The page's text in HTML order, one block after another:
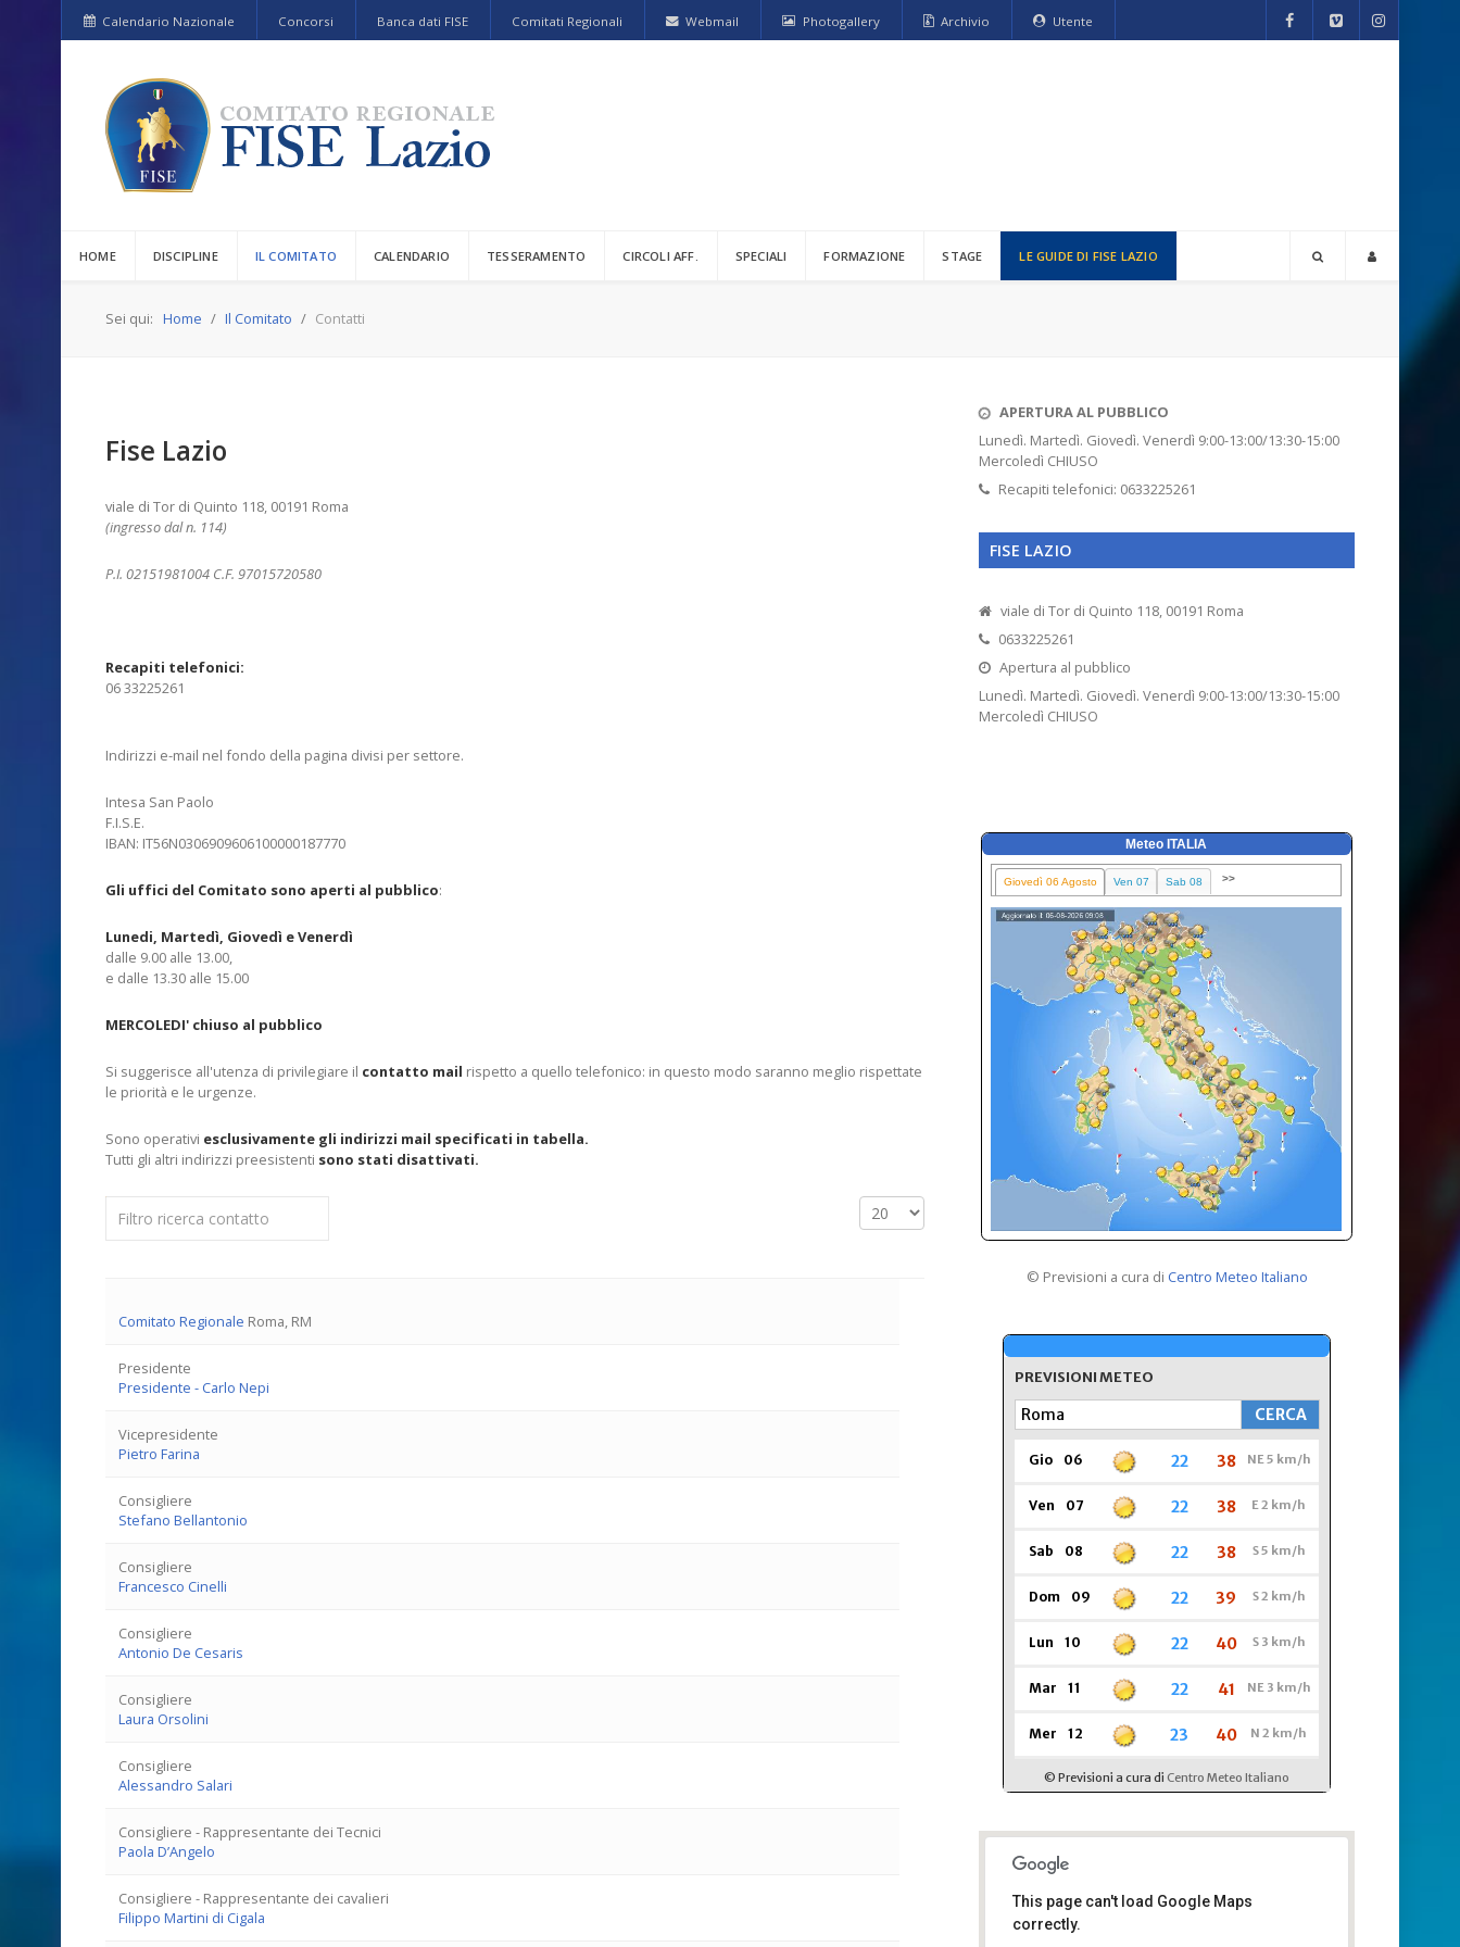
Calendario Nazionale Concorsi Banca dati FISE Comitati Regionali Webmail Photogallery Archivio Utente
HOME DISCIPLINE IL COMITATO CALENDARIO TESSERAMENTO CIRCOLI AFF. SPECIALI FORMAZIONE STAGE LE GUIDE DI FISE LAZIO
Sei qui: Home Il Comitato Contatti
Fise Lazio
viale di Tor di Quinto 118, 00191 Roma
(ingresso dal n. 114)
P.I. 02151981004 C.F. 97015720580
Recapiti telefonici:
06 33225261
Indirizzi e-mail nel fondo della pagina divisi per settore.
Intesa San Paolo
F.I.S.E.
IBAN: IT56N0306909606100000187770
Gli uffici del Comitato sono aperti al pubblico:
Lunedi, Martedì, Giovedì e Venerdì
dalle 9.00 alle 13.00,
e dalle 13.30 alle 15.00
MERCOLEDI' chiuso al pubblico
Si suggerisce all'utenza di privilegiare il contatto mail rispetto a quello telefonico: in questo modo saranno meglio rispettate
le priorità e le urgenze.
Sono operativi esclusivamente gli indirizzi mail specificati in tabella.
Tutti gli altri indirizzi preesistenti sono stati disattivati.
Visualizza n.
Comitato Regionale Roma, RM
Presidente
Presidente - Carlo Nepi
Vicepresidente
Pietro Farina
Consigliere
Stefano Bellantonio
Consigliere
Francesco Cinelli
Consigliere
Antonio De Cesaris
Consigliere
Laura Orsolini
Consigliere
Alessandro Salari
Consigliere - Rappresentante dei Tecnici
Paola D’Angelo
Consigliere - Rappresentante dei cavalieri
Filippo Martini di Cigala
APERTURA AL PUBBLICO
Lunedì. Martedì. Giovedì. Venerdì 9:00-13:00/13:30-15:00
Mercoledì CHIUSO
Recapiti telefonici: 0633225261
FISE LAZIO
viale di Tor di Quinto 118, 00191 Roma
0633225261
Apertura al pubblico
Lunedì. Martedì. Giovedì. Venerdì 9:00-13:00/13:30-15:00
Mercoledì CHIUSO
Meteo ITALIA
© Previsioni a cura di Centro Meteo Italiano
This page can't load Google Maps
correctly.